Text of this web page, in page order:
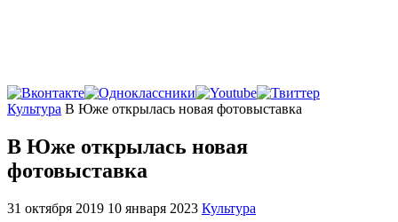
Главная
Культура В Юже открылась новая фотовыставка
В Юже открылась новая
фотовыставка
31 октября 2019 10 января 2023 Культура